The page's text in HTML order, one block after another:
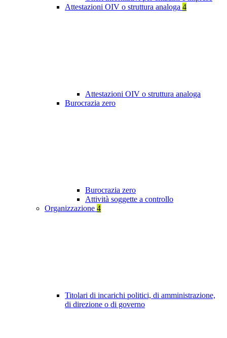
Attestazioni OIV o struttura analoga 4
Attestazioni OIV o struttura analoga
Burocrazia zero
Burocrazia zero
Attività soggette a controllo
Organizzazione 4
Titolari di incarichi politici, di amministrazione,
di direzione o di governo